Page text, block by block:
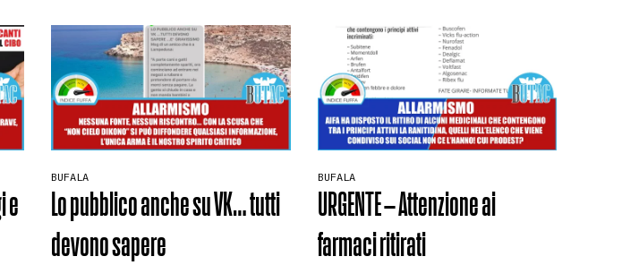
e ormai volto unico di SocialTv ha un
messaggio importantissimo per tutti.
Come spiega fin dal titolo: Questo è un
video MOLTO PERICOLOSO […]
persone su […]
e
BUFALA
Lo pubblico anche su VK… tutti
devono sapere
BUFALA
URGENTE – Attenzione ai
farmaci ritirati